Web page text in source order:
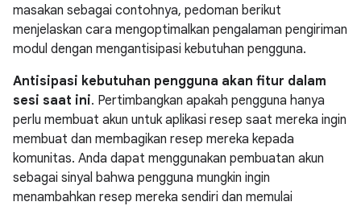
masakan sebagai contohnya, pedoman berikut
menjelaskan cara mengoptimalkan pengalaman pengiriman
modul dengan mengantisipasi kebutuhan pengguna.
Antisipasi kebutuhan pengguna akan fitur dalam
sesi saat ini. Pertimbangkan apakah pengguna hanya
perlu membuat akun untuk aplikasi resep saat mereka ingin
membuat dan membagikan resep mereka kepada
komunitas. Anda dapat menggunakan pembuatan akun
sebagai sinyal bahwa pengguna mungkin ingin
menambahkan resep mereka sendiri dan memulai